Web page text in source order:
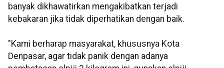
banyak dikhawatirkan mengakibatkan terjadi
kebakaran jika tidak diperhatikan dengan baik.
"Kami berharap masyarakat, khususnya Kota
Denpasar, agar tidak panik dengan adanya